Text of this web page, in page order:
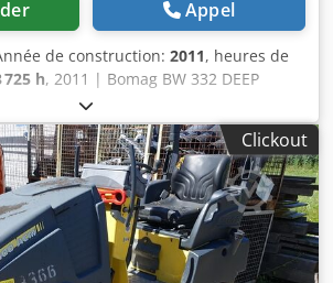
Appel
de construction: 2011, heures de
725 h, 2011 | Bomag BW 332 DEEP
d’occasion | 3725 heures 📍
🚛 Livraison possible vers votre
notre calculateur d’expédition pour
transport ! 💰 Achetez maintenant pour
une offre. Paiement à la livraison
frais abordables (sous réserve
Inspecté par un expert indépendant 43
: 30 approuvés ✅ 13 imparfaits ℹ️ 0
Clickout